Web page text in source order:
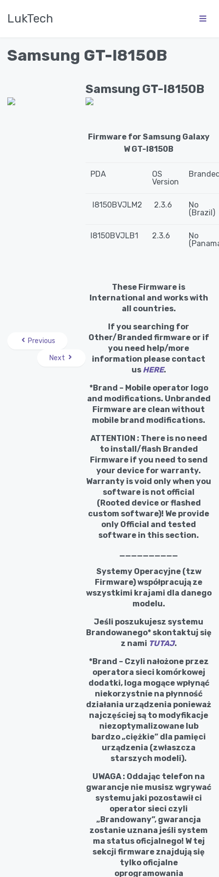
LukTech
Samsung GT-I8150B
Samsung GT-I8150B
Firmware for Samsung Galaxy
W GT-I8150B
PDA
OS
Version
I8150BVJLM2 2.3.6
No
(Brazil)
I8150BVJLB1 2.3.6
No
These Firmware is
International and works with
all countries.
If you searching for
Other/Branded firmware or if
you need help/more
information please contact
us HERE.
*Brand – Mobile operator logo
and modifications. Unbranded
Firmware are clean without
mobile brand modifications.
ATTENTION : There is no need
to install/flash Branded
Firmware if you need to send
your device for warranty.
Warranty is void only when you
software is not official
(Rooted device or flashed
custom software)! We provide
only Official and tested
software in this section.
__________
Systemy Operacyjne (tzw
Firmware) współpracują ze
wszystkimi krajami dla danego
modelu.
Jeśli poszukujesz systemu
Brandowanego* skontaktuj się
z nami TUTAJ.
*Brand – Czyli nałożone przez
operatora sieci komórkowej
dodatki, loga mogące wpłynąć
niekorzystnie na płynność
działania urządzenia ponieważ
najczęściej są to modyfikacje
niezoptymalizowane lub
bardzo „ciężkie” dla pamięci
urządzenia (zwłaszcza
starszych modeli).
UWAGA : Oddając telefon na
gwarancje nie musisz wgrywać
systemu jaki pozostawił ci
operator sieci czyli
„Brandowany”, gwarancja
zostanie uznana jeśli system
ma status oficjalnego! W tej
sekcji firmware znajdują się
tylko oficjalne
oprogramowania
Previous
Next